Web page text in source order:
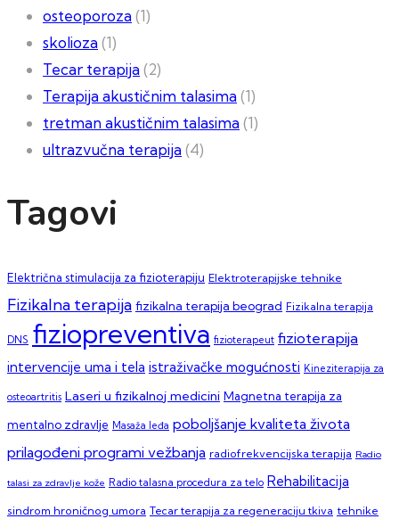
osteoporoza(1)
skolioza(1)
Tecar terapija(2)
Terapija akustičnim talasima(1)
tretman akustičnim talasima(1)
ultrazvučna terapija(4)
Tagovi
Električna stimulacija za fizioterapiju Elektroterapijske tehnike
Fizikalna terapija fizikalna terapija beograd Fizikalna terapija
DNS fiziopreventiva fizioterapeut fizioterapija
intervencije uma i tela istraživačke mogućnosti Kineziterapija za
osteoartritis Laseri u fizikalnoj medicini Magnetna terapija za
mentalno zdravlje Masaža leđa poboljšanje kvaliteta života
prilagođeni programi vežbanja radiofrekvencijska terapija Radio
talasi za zdravlje kože Radio talasna procedura za telo Rehabilitacija
sindrom hroničnog umora Tecar terapija za regeneraciju tkiva tehnike